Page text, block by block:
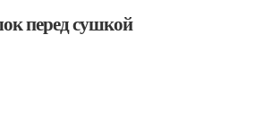
перед сушкой